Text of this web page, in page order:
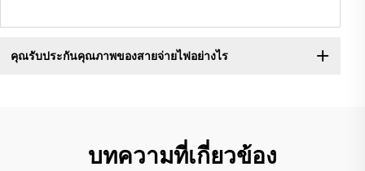
คุณรับประกันคุณภาพของสายจ่ายไฟอย่างไร
บทความที่เกี่ยวข้อง